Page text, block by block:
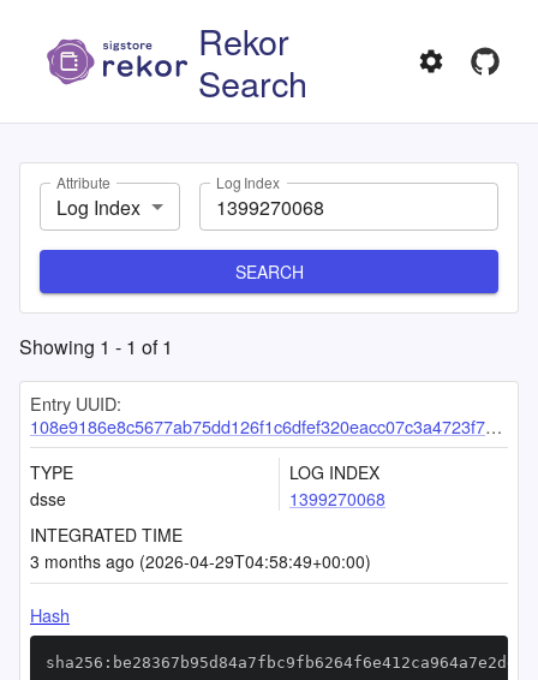
Rekor
Search
Attribute
Log Index
Log Index
SEARCH
Showing 1 - 1 of1
Entry UUID:
108e9186e8c5677ab75dd126f1c6dfef320eacc07c3a4723f7c6d6f3db96aeab657e3bc49b54a1e5
TYPE
dsse
LOG INDEX
1399270068
INTEGRATED TIME
3 months ago (2026-04-29T04:58:49+00:00)
Hash